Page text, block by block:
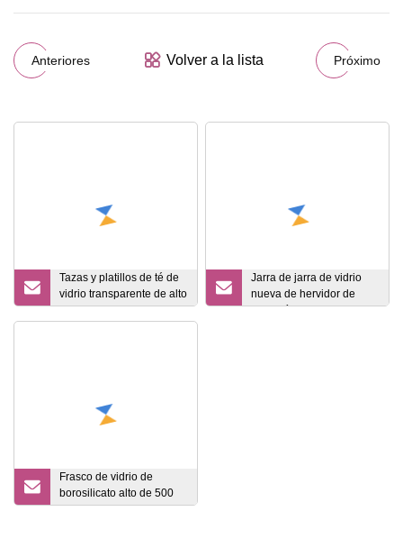
Anteriores Volver a la lista Próximo
Tazas y platillos de té de
vidrio transparente de alto
borosilicato baratos
Jarra de jarra de vidrio
nueva de hervidor de
agua fría de vidrio de
Frasco de vidrio de
borosilicato alto de 500
ml, 800 ml, 1200 ml con